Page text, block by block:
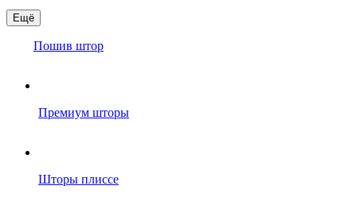
Ещё
Пошив штор
Премиум шторы
Шторы плиссе